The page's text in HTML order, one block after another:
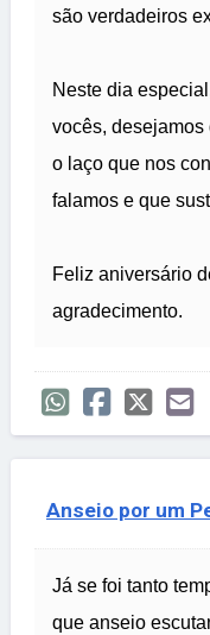
são verdadeiros
Neste dia
vocês,
o laço que nos
falamos e que
Feliz aniversário
agradecimento.
Anseio por um
Já se foi tanto
que anseio